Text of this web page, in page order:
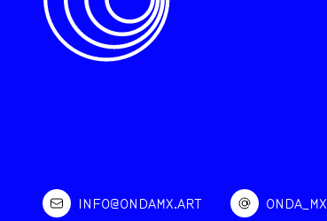
INFO@ONDAMX.ART ONDA_MX